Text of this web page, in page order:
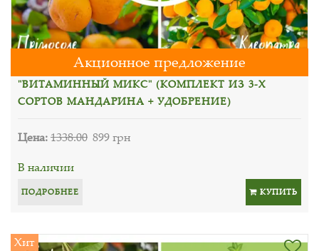
Акционное предложение
"ВИТАМИННЫЙ МИКС" (КОМПЛЕКТ ИЗ 3-Х
СОРТОВ МАНДАРИНА + УДОБРЕНИЕ)
Цена:1338.00 899 грн
В наличии
ПОДРОБНЕЕ КУПИТЬ
Хит